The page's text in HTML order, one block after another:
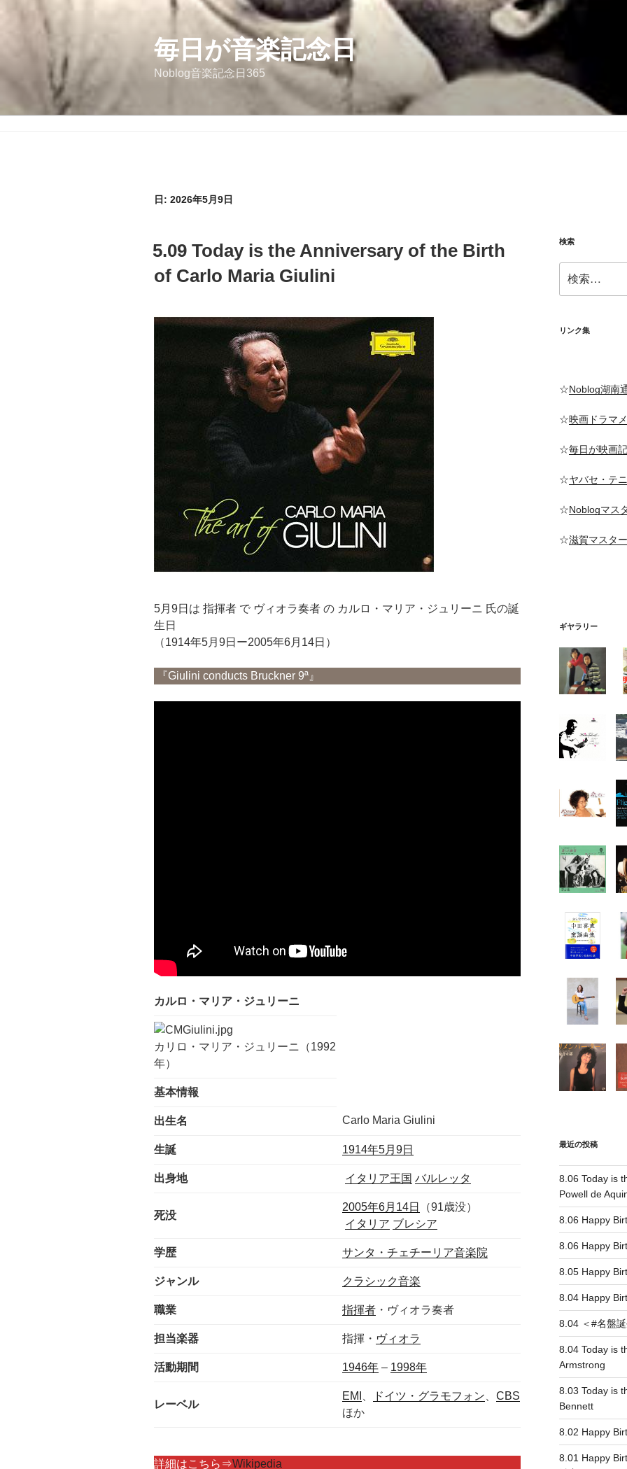
毎日が音楽記念日
Noblog音楽記念日365
日: 2026年5月9日
稿
5.09 Today is the Anniversary of the Birth
of Carlo Maria Giulini
5月9日は 指揮者 で ヴィオラ奏者 の カルロ・マリア・ジュリーニ 氏の誕
生日
（1914年5月9日ー2005年6月14日）
『Giulini conducts Bruckner 9ª』
カルロ・マリア・ジュリーニ
カリロ・マリア・ジュリーニ（1992
年）
基本情報
出生名 Carlo Maria Giulini
生誕 1914年5月9日
出身地 イタリア王国 バルレッタ
死没
2005年6月14日
（91歳没）
イタリア ブレシア
学歴 サンタ・チェチーリア音楽院
ジャンル クラシック音楽
職業 指揮者 ・ヴィオラ奏者
担当楽器 指揮・ ヴィオラ
活動期間 1946年 – 1998年
レーベル
EMI ドイツ・グラモフォン
CBS
ほか
詳細はこちら⇒Wikipedia
検索
索:
リンク集
☆Noblog湖南
☆映画ドラマ
☆毎日が映画
☆ヤバセ・テ
☆Noblogマス
☆滋賀マスタ
ギヤラリー
最近の投稿
8.06 Today is
Powell de
8.06 Happy
8.06 Happy
8.05 Happy
8.04 Happy
8.04 ＜#名盤
8.04 Today is
Armstrong
8.03 Today is
Bennett
8.02 Happy
8.01 Happy